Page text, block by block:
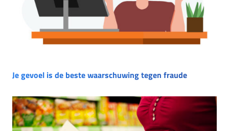
Je gevoel is de beste waarschuwing tegen fraude